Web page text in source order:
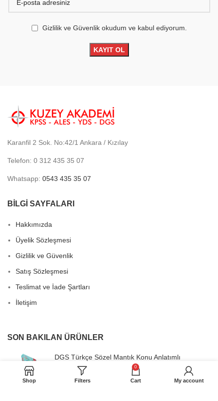
Gizlilik ve Güvenlik okudum ve kabul ediyorum.
Karanfil 2 Sok. No:42/1 Ankara / Kızılay
Telefon: 0 312 435 35 07
Whatsapp: 0543 435 35 07
BİLGİ SAYFALARI
Hakkımızda
Üyelik Sözleşmesi
Gizlilik ve Güvenlik
Satış Sözleşmesi
Teslimat ve İade Şartları
İletişim
SON BAKILAN ÜRÜNLER
DGS Türkçe Sözel Mantık Konu Anlatımlı
Orijinal
fiyat:
40,00
Shop Filters
0
Cart My account